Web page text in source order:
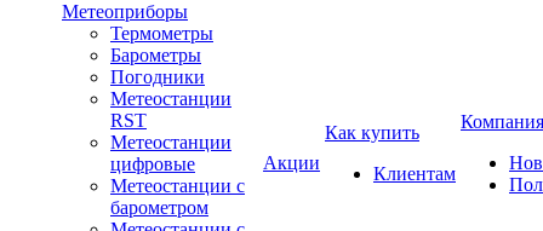
Метеоприборы
Термометры
Барометры
Погодники
Метеостанции
RST
Метеостанции
цифровые
Метеостанции с
барометром
Акции
Как купить
Клиентам
Компания